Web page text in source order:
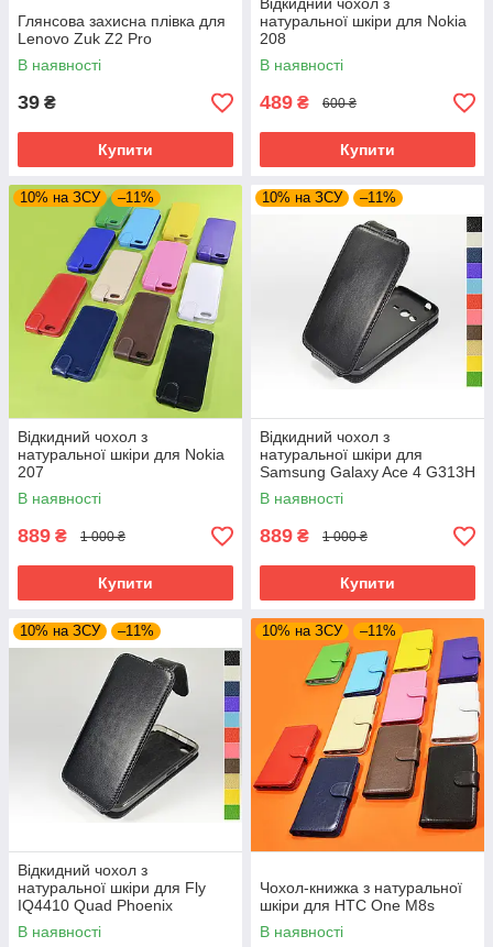
Глянсова захисна плівка для
Lenovo Zuk Z2 Pro
В наявності
39 ₴
Купити
натуральної шкіри для Nokia
208
В наявності
489 ₴ 600 ₴
Купити
10% на ЗСУ –11%
Відкидний чохол з
натуральної шкіри для Nokia
207
В наявності
889 ₴ 1 000 ₴
Купити
10% на ЗСУ –11%
Відкидний чохол з
натуральної шкіри для
Samsung Galaxy Ace 4 G313H
В наявності
889 ₴ 1 000 ₴
Купити
10% на ЗСУ –11%
Відкидний чохол з
натуральної шкіри для Fly
IQ4410 Quad Phoenix
В наявності
10% на ЗСУ –11%
Чохол-книжка з натуральної
шкіри для HTC One M8s
В наявності